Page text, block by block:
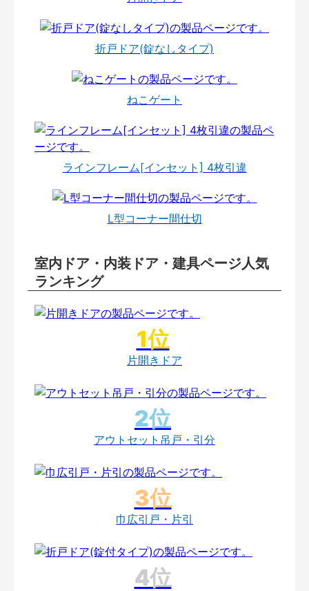
折戸ドア(錠なしタイプ)
ねこゲート
ラインフレーム[インセット] 4枚引違
L型コーナー間仕切
室内ドア・内装ドア・建具ページ人気
ランキング
片開きドア
アウトセット吊戸・引分
巾広引戸・片引